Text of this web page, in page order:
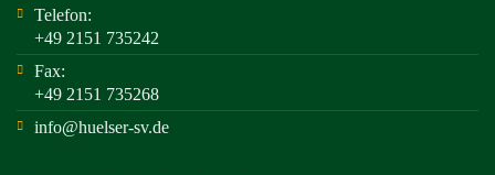
Telefon:
+49 2151 735242
Fax:
+49 2151 735268
info@huelser-sv.de